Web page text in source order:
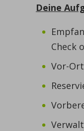
Deine
Check
Vor-